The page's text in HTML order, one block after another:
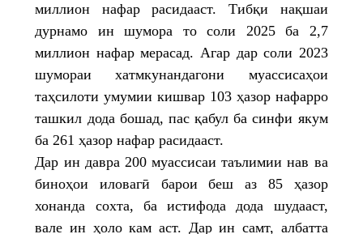
миллион нафар расидааст. Тибқи нақшаи
дурнамо ин шумора то соли 2025 ба 2,7
миллион нафар мерасад. Агар дар соли 2023
шумораи хатмкунандагони муассисаҳои
таҳсилоти умумии кишвар 103 ҳазор нафарро
ташкил дода бошад, пас қабул ба синфи якум
ба 261 ҳазор нафар расидааст.
Дар ин давра 200 муассисаи таълимии нав ва
биноҳои иловагӣ барои беш аз 85 ҳазор
хонанда сохта, ба истифода дода шудааст,
вале ин ҳоло кам аст. Дар ин самт, албатта